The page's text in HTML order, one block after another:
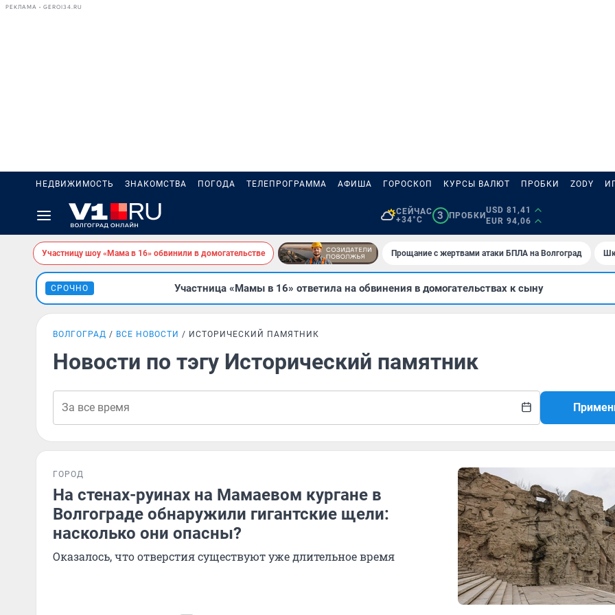
РЕКЛАМА • GEROI34.RU
НЕДВИЖИМОСТЬ ЗНАКОМСТВА ПОГОДА ТЕЛЕПРОГРАММА АФИША ГОРОСКОП КУРСЫ ВАЛЮТ ПРОБКИ ZODY
СЕЙЧАС
+34°C
3 ПРОБКИ
USD 81,41
EUR 94,06
Участницу шоу «Мама в 16» обвинили в домогательстве Прощание с жертвами атаки БПЛА на Волгоград
СРОЧНО Участница «Мамы в 16» ответила на обвинения в домогательствах к сыну
ВОЛГОГРАД ВСЕ НОВОСТИ ИСТОРИЧЕСКИЙ ПАМЯТНИК
Новости по тэгу Исторический памятник
ГОРОД
На стенах-руинах на Мамаевом кургане в
Волгограде обнаружили гигантские щели:
насколько они опасны?
Оказалось, что отверстия существуют уже длительное время